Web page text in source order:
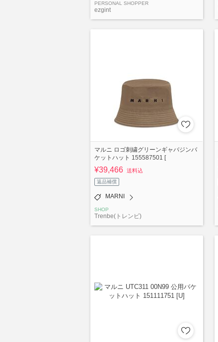
PERSONAL SHOPPER
ezgint
マルニ ロゴ刺繍グリーンギャバジンバ
ケットハット 155587501 [
¥39,466 送料込
返品補償
MARNI
SHOP
Trenbe(トレンビ)